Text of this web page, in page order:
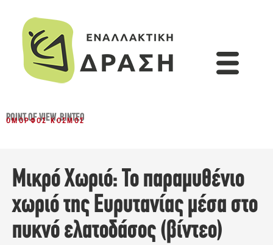
POINT OF VIEW,ΒΊΝΤΕΟ
ΌΜΟΡΦΟΣ ΚΌΣΜΟΣ
Μικρό Χωριό: Το παραμυθένιο
χωριό της Ευρυτανίας μέσα στο
πυκνό ελατοδάσος (βίντεο)